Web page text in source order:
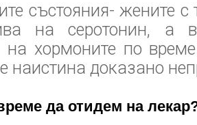
състояния- жените
на серотонин, а
на хормоните по
е наистина доказано
да отидем на